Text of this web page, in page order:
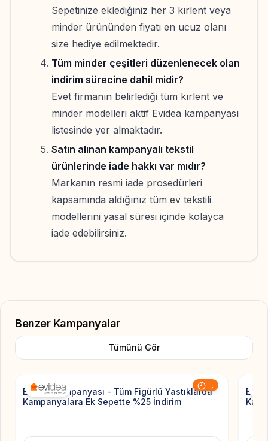
Sepetinize eklediğiniz her 3 kırlent veya
minder ürününden fiyatı en ucuz olanı
size hediye edilmektedir.
Tüm minder çeşitleri düzenlenecek olan
indirim sürecine dahil midir?
Evet firmanın belirlediği tüm kırlent ve
minder modelleri aktif Evidea kampanyası
listesinde yer almaktadır.
Satın alınan kampanyalı tekstil
ürünlerinde iade hakkı var mıdır?
Markanın resmi iade prosedürleri
kapsamında aldığınız tüm ev tekstili
modellerini yasal süresi içinde kolayca
iade edebilirsiniz.
Benzer Kampanyalar
Tümünü Gör
Add to
Evidea Kampanyası - Tüm Figürlü Yastıklarda
Kampanyalara Ek Sepette %25 İndirim